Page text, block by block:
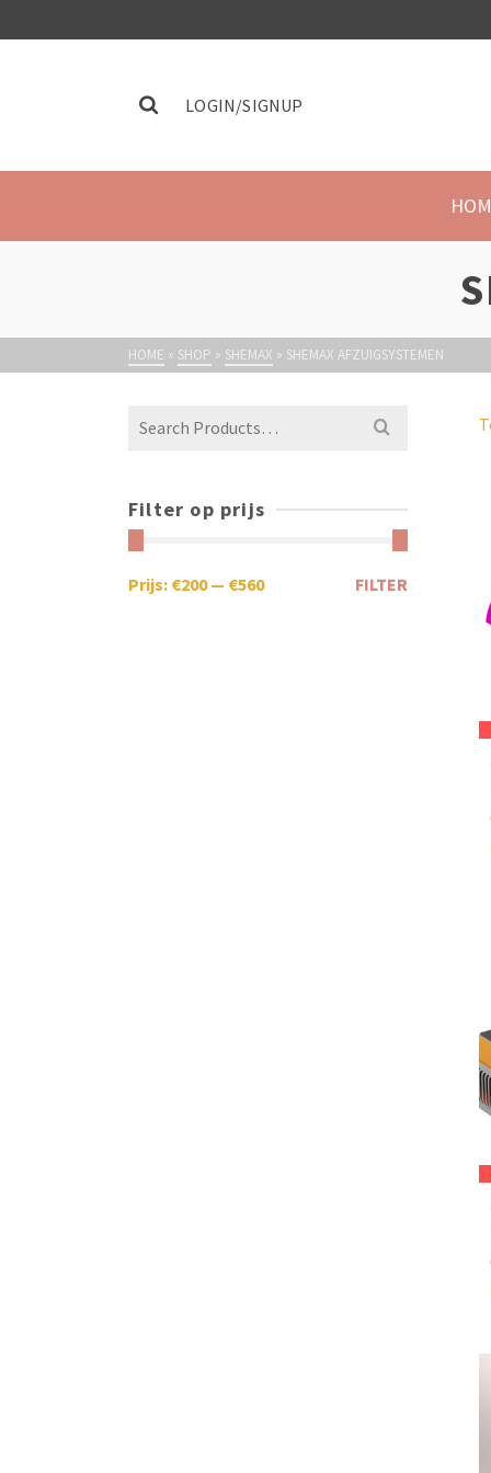
LOGIN/SIGNUP
HOME » SHOP » SHEMAX » SHEMAX AFZUIGSYSTEMEN
Filter op prijs
FILTER
Prijs: €200— €560